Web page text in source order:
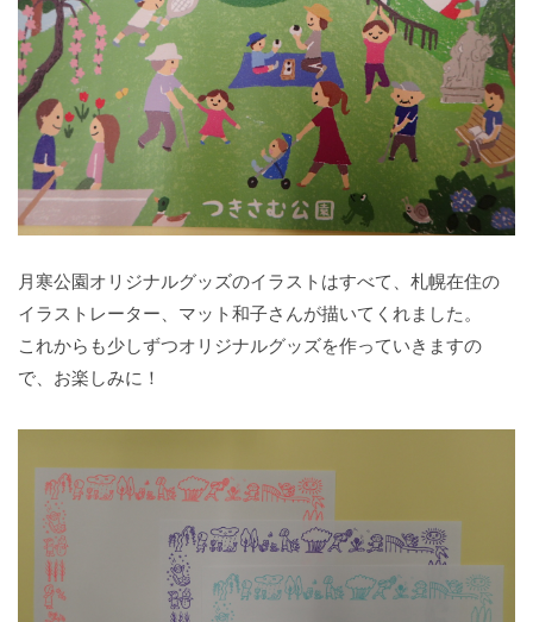
月寒公園オリジナルグッズのイラストはすべて、札幌在住の
イラストレーター、マット和子さんが描いてくれました。
これからも少しずつオリジナルグッズを作っていきますの
で、お楽しみに！